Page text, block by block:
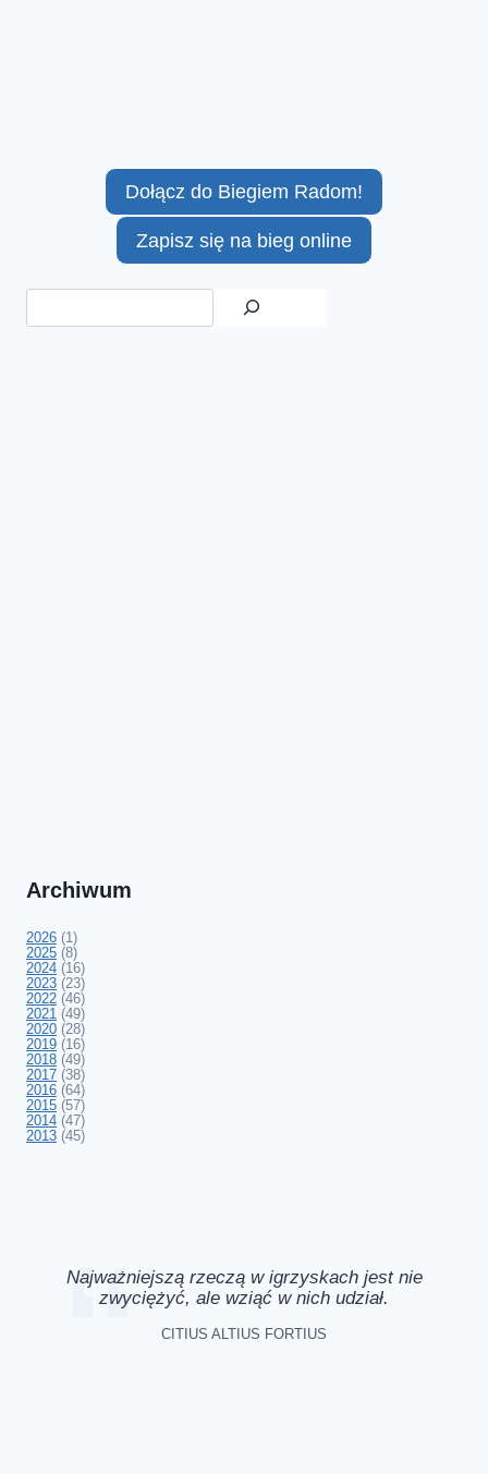
Dołącz do Biegiem Radom!
Zapisz się na bieg online
Szukaj
Archiwum
2026 (1)
2025 (8)
2024 (16)
2023 (23)
2022 (46)
2021 (49)
2020 (28)
2019 (16)
2018 (49)
2017 (38)
2016 (64)
2015 (57)
2014 (47)
2013 (45)
Najważniejszą rzeczą w igrzyskach jest nie
zwyciężyć, ale wziąć w nich udział.
CITIUS ALTIUS FORTIUS